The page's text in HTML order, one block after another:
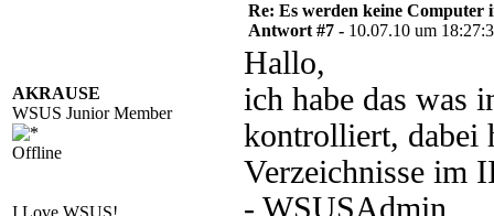
AKRAUSE
WSUS Junior Member
Offline
I Love WSUS!
Re: Es werden keine Computer
Antwort #7 - 10.07.10 um
Hallo,
ich habe das was
kontrolliert, dabei
Verzeichnisse im
- WSUSAdmin